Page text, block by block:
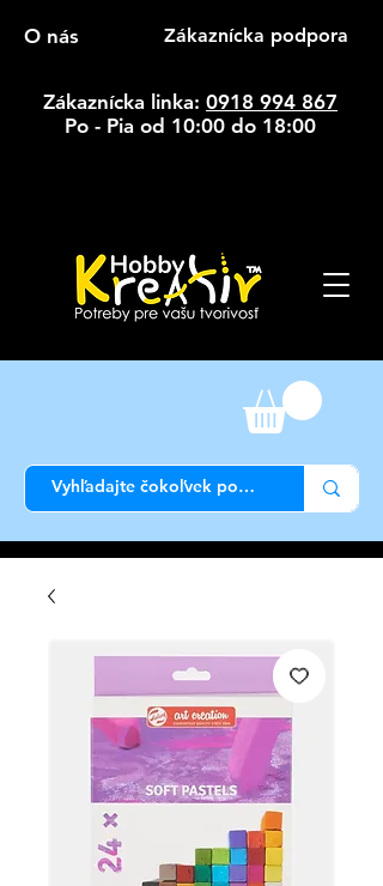
O nás Zákaznícka podpora
Zákaznícka linka: 0918 994 867
Po - Pia od 10:00 do 18:00